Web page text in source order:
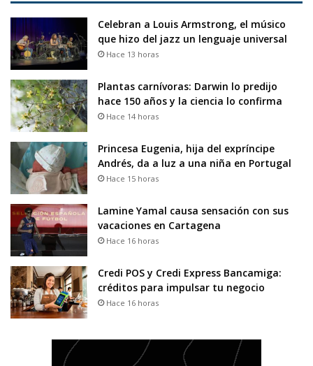
Celebran a Louis Armstrong, el músico
que hizo del jazz un lenguaje universal
Hace 13 horas
Plantas carnívoras: Darwin lo predijo
hace 150 años y la ciencia lo confirma
Hace 14 horas
Princesa Eugenia, hija del expríncipe
Andrés, da a luz a una niña en Portugal
Hace 15 horas
Lamine Yamal causa sensación con sus
vacaciones en Cartagena
Hace 16 horas
Credi POS y Credi Express Bancamiga:
créditos para impulsar tu negocio
Hace 16 horas